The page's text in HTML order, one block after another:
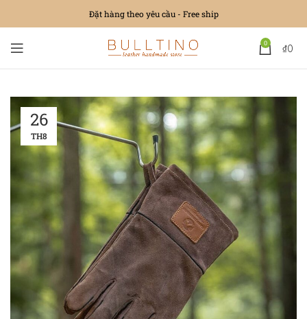
Đặt hàng theo yêu cầu - Free ship
0 ₫0
26
TH8